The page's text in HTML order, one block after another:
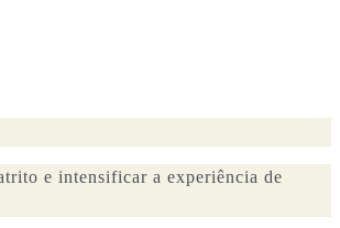
e intensificar a experiência de